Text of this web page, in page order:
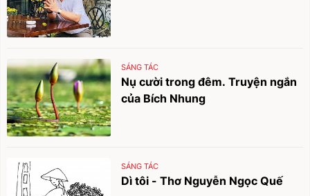
SÁNG TÁC
Nụ cười trong đêm. Truyện ngắn
của Bích Nhung
SÁNG TÁC
Dì tôi - Thơ Nguyễn Ngọc Quế